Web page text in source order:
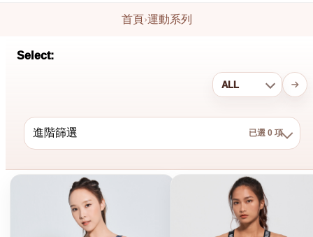
首頁›運動系列
Select:
進階篩選 已選 0 項